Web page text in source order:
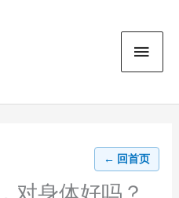
← 回首页